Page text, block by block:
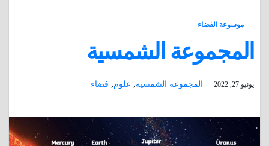
موسوعة الفضاء
المجموعة الشمسية
يونيو 27, 2022 المجموعة الشمسية, علوم, فضاء